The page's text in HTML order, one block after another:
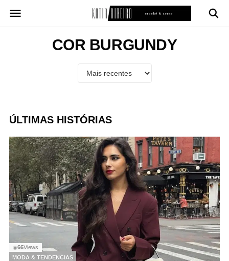
para
COR BURGUNDY
ÚLTIMAS HISTÓRIAS
◉66Views
MODA & TENDENCIAS